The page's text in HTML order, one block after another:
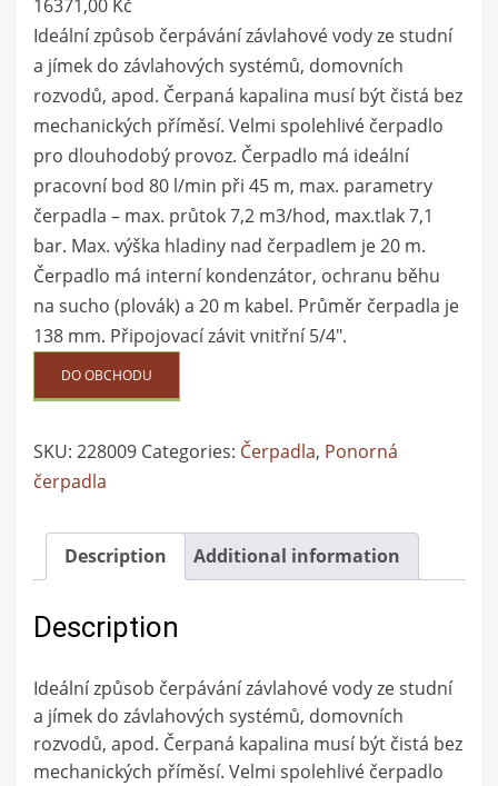
16371,00 Kč
Ideální způsob čerpávání závlahové vody ze studní
a jímek do závlahových systémů, domovních
rozvodů, apod. Čerpaná kapalina musí být čistá bez
mechanických příměsí. Velmi spolehlivé čerpadlo
pro dlouhodobý provoz. Čerpadlo má ideální
pracovní bod 80 l/min při 45 m, max. parametry
čerpadla – max. průtok 7,2 m3/hod, max.tlak 7,1
bar. Max. výška hladiny nad čerpadlem je 20 m.
Čerpadlo má interní kondenzátor, ochranu běhu
na sucho (plovák) a 20 m kabel. Průměr čerpadla je
138 mm. Připojovací závit vnitřní 5/4″.
DO OBCHODU
SKU: 228009 Categories: Čerpadla, Ponorná
čerpadla
Description Additional information
Description
Ideální způsob čerpávání závlahové vody ze studní
a jímek do závlahových systémů, domovních
rozvodů, apod. Čerpaná kapalina musí být čistá bez
mechanických příměsí. Velmi spolehlivé čerpadlo